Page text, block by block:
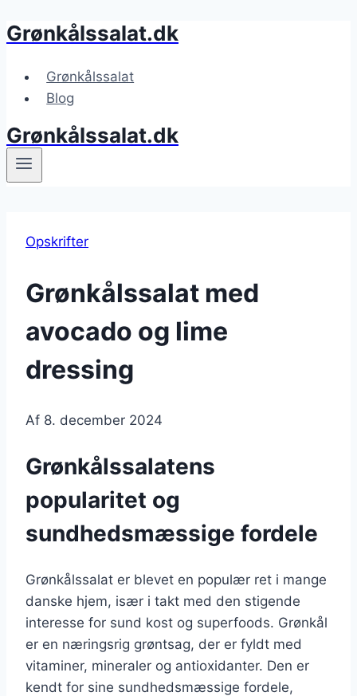
Fortsæt
indhold
Grønkålssalat.dk
Grønkålssalat
Blog
Grønkålssalat.dk
Opskrifter
Grønkålssalat med
avocado og lime
dressing
Af 8. december 2024
Grønkålssalatens
popularitet og
sundhedsmæssige fordele
Grønkålssalat er blevet en populær ret i mange
danske hjem, især i takt med den stigende
interesse for sund kost og superfoods. Grønkål
er en næringsrig grøntsag, der er fyldt med
vitaminer, mineraler og antioxidanter. Den er
kendt for sine sundhedsmæssige fordele,